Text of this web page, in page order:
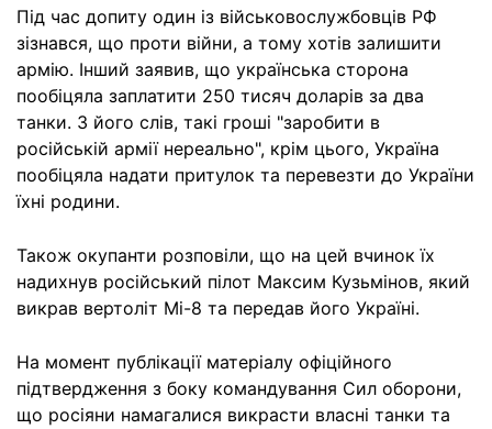
Під час допиту один із військовослужбовців РФ
зізнався, що проти війни, а тому хотів залишити
армію. Інший заявив, що українська сторона
пообіцяла заплатити 250 тисяч доларів за два
танки. З його слів, такі гроші "заробити в
російській армії нереально", крім цього, Україна
пообіцяла надати притулок та перевезти до України
їхні родини.
Також окупанти розповіли, що на цей вчинок їх
надихнув російський пілот Максим Кузьмінов, який
викрав вертоліт Мі-8 та передав його Україні.
На момент публікації матеріалу офіційного
підтвердження з боку командування Сил оборони,
що росіяни намагалися викрасти власні танки та